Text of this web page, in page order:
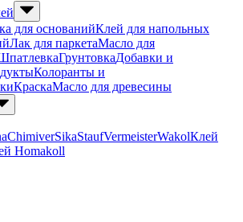
для основанийКлей для напольных
Лак для паркетаМасло для
ГрунтовкаДобавки и
Колоранты и
КраскаМасло для древесины
ChimiverSikaStaufVermeisterWakolКлей
Homakoll